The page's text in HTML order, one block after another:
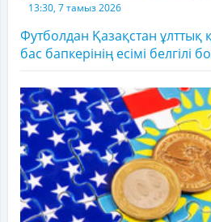
13:30, 7 тамыз 2026
Футболдан Қазақстан
бас бапкерінің есімі белгілі